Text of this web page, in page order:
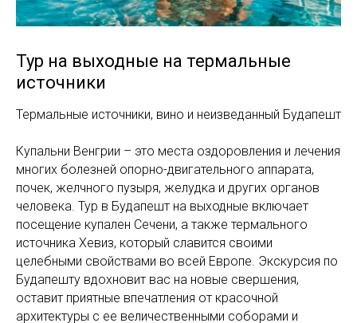
Тур на выходные на термальные
источники
Термальные источники, вино и неизведанный Будапешт
Купальни Венгрии – это места оздоровления и лечения
многих болезней опорно-двигательного аппарата,
почек, желчного пузыря, желудка и других органов
человека. Тур в Будапешт на выходные включает
посещение купален Сечени, а также термального
источника Хевиз, который славится своими
целебными свойствами во всей Европе. Экскурсия по
Будапешту вдохновит вас на новые свершения,
оставит приятные впечатления от красочной
архитектуры с ее величественными соборами и